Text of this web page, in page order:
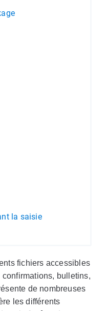
la saisie
fichiers accessibles
bulletins,
de nombreuses
les différents